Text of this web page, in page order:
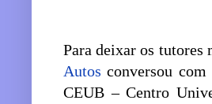
Para deixar os tutores
Autos conversou
CEUB – Centro